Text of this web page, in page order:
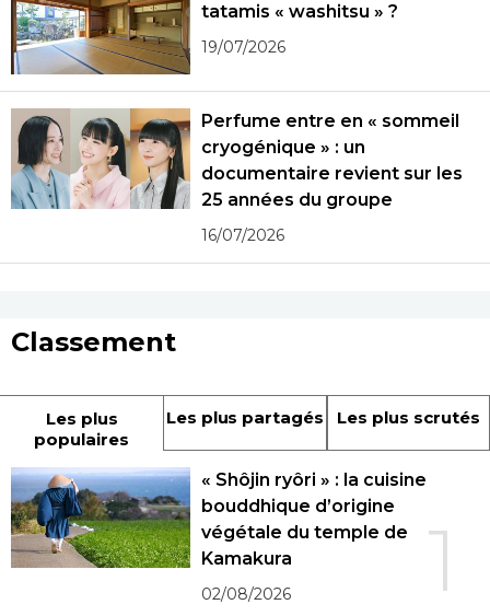
tatamis « washitsu » ?
19/07/2026
Perfume entre en « sommeil
cryogénique » : un
documentaire revient sur les
25 années du groupe
16/07/2026
Classement
Les plus
populaires
Les plus partagés Les plus scrutés
1
« Shôjin ryôri » : la cuisine
bouddhique d’origine
végétale du temple de
Kamakura
02/08/2026